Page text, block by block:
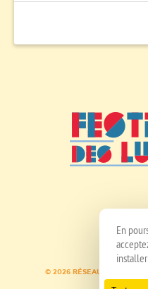
© 2026 RÉSEAU SPEDIDAM
En